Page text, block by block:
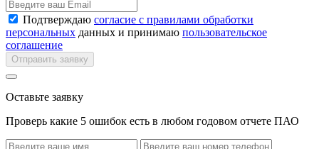
Подтверждаю согласие с правилами обработки
персональных данных и принимаю пользовательское
соглашение
Отправить заявку
Оставьте заявку
Проверь какие 5 ошибок есть в любом годовом отчете ПАО